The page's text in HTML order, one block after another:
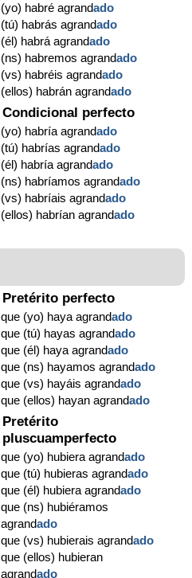
(yo) habré agrandado
(tú) habrás agrandado
(él) habrá agrandado
(ns) habremos agrandado
(vs) habréis agrandado
(ellos) habrán agrandado
Condicional perfecto
(yo) habría agrandado
(tú) habrías agrandado
(él) habría agrandado
(ns) habríamos agrandado
(vs) habríais agrandado
(ellos) habrían agrandado
Pretérito perfecto
que (yo) haya agrandado
que (tú) hayas agrandado
que (él) haya agrandado
que (ns) hayamos agrandado
que (vs) hayáis agrandado
que (ellos) hayan agrandado
Pretérito
pluscuamperfecto
que (yo) hubiera agrandado
que (tú) hubieras agrandado
que (él) hubiera agrandado
que (ns) hubiéramos
agrandado
que (vs) hubierais agrandado
que (ellos) hubieran
agrandado